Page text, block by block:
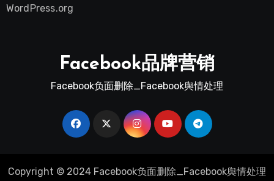
WordPress.org
Facebook品牌营销
Facebook负面删除_Facebook舆情处理
Copyright © 2024 Facebook负面删除_Facebook舆情处理